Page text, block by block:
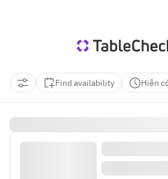
Find availability Hiện